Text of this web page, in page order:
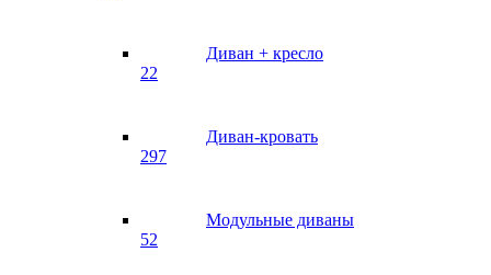
Диван + кресло
22
Диван-кровать
297
Модульные диваны
52